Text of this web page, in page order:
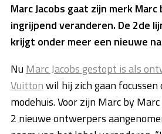
Marc Jacobs gaat zijn merk Marc
ingrijpend veranderen. De 2de
krijgt onder meer een nieuwe
NuMarc Jacobs gestopt is als
Vuittonwil hij zich gaan focussen
modehuis. Voor zijn Marc by
2 nieuwe ontwerpers